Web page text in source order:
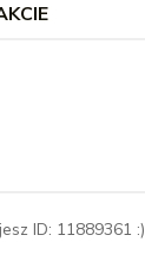
ID: 11889361 :)